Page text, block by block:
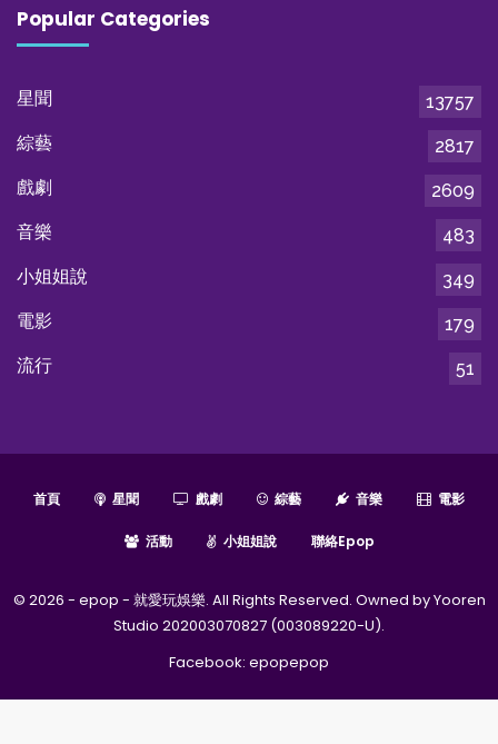
Popular Categories
星聞
13757
綜藝
2817
戲劇
2609
音樂
483
小姐姐說
349
電影
179
流行
51
首頁 星聞 戲劇 綜藝 音樂 電影
活動 小姐姐說 聯絡epop
© 2026 - epop - 就愛玩娛樂. All Rights Reserved. Owned by Yooren
Studio 202003070827 (003089220-U).
Facebook: epopepop